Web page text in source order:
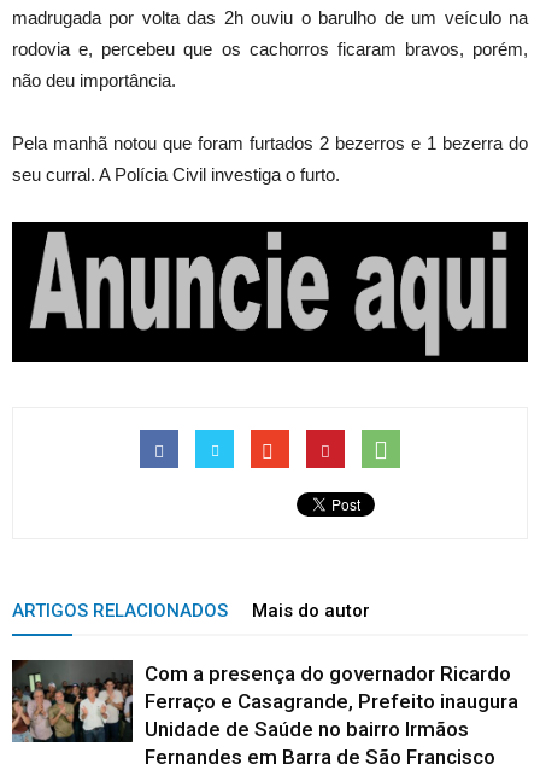
madrugada por volta das 2h ouviu o barulho de um veículo na
rodovia e, percebeu que os cachorros ficaram bravos, porém,
não deu importância.
Pela manhã notou que foram furtados 2 bezerros e 1 bezerra do
seu curral. A Polícia Civil investiga o furto.
ARTIGOS RELACIONADOS Mais do autor
Com a presença do governador Ricardo
Ferraço e Casagrande, Prefeito inaugura
Unidade de Saúde no bairro Irmãos
Fernandes em Barra de São Francisco